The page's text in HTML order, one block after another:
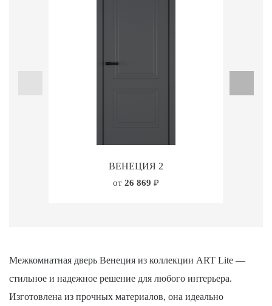
ВЕНЕЦИЯ 2
от 26 869 ₽
Межкомнатная дверь Венеция из коллекции ART Lite —
стильное и надежное решение для любого интерьера.
Изготовлена из прочных материалов, она идеально